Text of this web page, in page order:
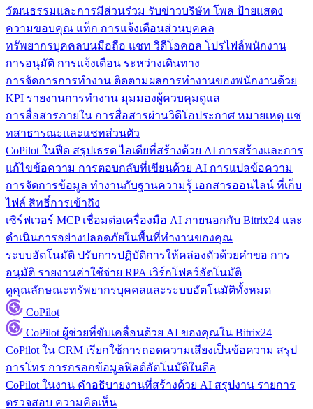
วัฒนธรรมและการมีส่วนร่วม รับข่าวบริษัท โพล ป้ายแสดง
ความขอบคุณ แท็ก การแจ้งเตือนส่วนบุคคล
ทรัพยากรบุคคลบนมือถือ แชท วิดีโอคอล โปรไฟล์พนักงาน
การอนุมัติ การแจ้งเตือน ระหว่างเดินทาง
การจัดการการทำงาน ติดตามผลการทำงานของพนักงานด้วย
KPI รายงานการทำงาน มุมมองผู้ควบคุมดูแล
การสื่อสารภายใน การสื่อสารผ่านวิดีโอประกาศ หมายเหตุ แช
ทสาธารณะและแชทส่วนตัว
CoPilot ในฟีด สรุปเธรด ไอเดียที่สร้างด้วย AI การสร้างและการ
แก้ไขข้อความ การตอบกลับที่เขียนด้วย AI การแปลข้อความ
การจัดการข้อมูล ทำงานกับฐานความรู้ เอกสารออนไลน์ ที่เก็บ
ไฟล์ สิทธิ์การเข้าถึง
เซิร์ฟเวอร์ MCP เชื่อมต่อเครื่องมือ AI ภายนอกกับ Bitrix24 และ
ดำเนินการอย่างปลอดภัยในพื้นที่ทำงานของคุณ
ระบบอัตโนมัติ ปรับการปฏิบัติการให้คล่องตัวด้วยคำขอ การ
อนุมัติ รายงานค่าใช้จ่าย RPA เวิร์กโฟลว์อัตโนมัติ
ดูคุณลักษณะทรัพยากรบุคคลและระบบอัตโนมัติทั้งหมด
CoPilot
CoPilot ผู้ช่วยที่ขับเคลื่อนด้วย AI ของคุณใน Bitrix24
CoPilot ใน CRM เรียกใช้การถอดความเสียงเป็นข้อความ สรุป
การโทร การกรอกข้อมูลฟิลด์อัตโนมัติในดีล
CoPilot ในงาน คำอธิบายงานที่สร้างด้วย AI สรุปงาน รายการ
ตรวจสอบ ความคิดเห็น